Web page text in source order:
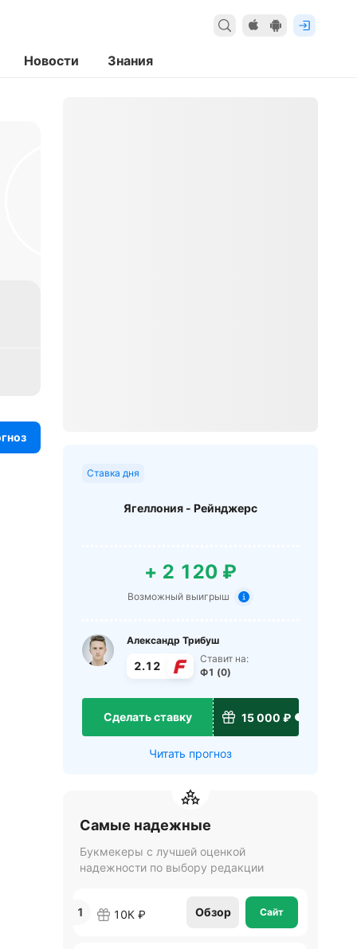
Новости Знания
Ставка дня
Ягеллония - Рейнджерс
+ 2 120 ₽
Возможный выигрыш
Александр Трибуш
2.12
Ставит на:
Ф1 (0)
Сделать ставку 15 000 ₽
Читать прогноз
Самые надежные
Букмекеры с лучшей оценкой
надежности по выбору редакции
1 10К ₽ Обзор Сайт